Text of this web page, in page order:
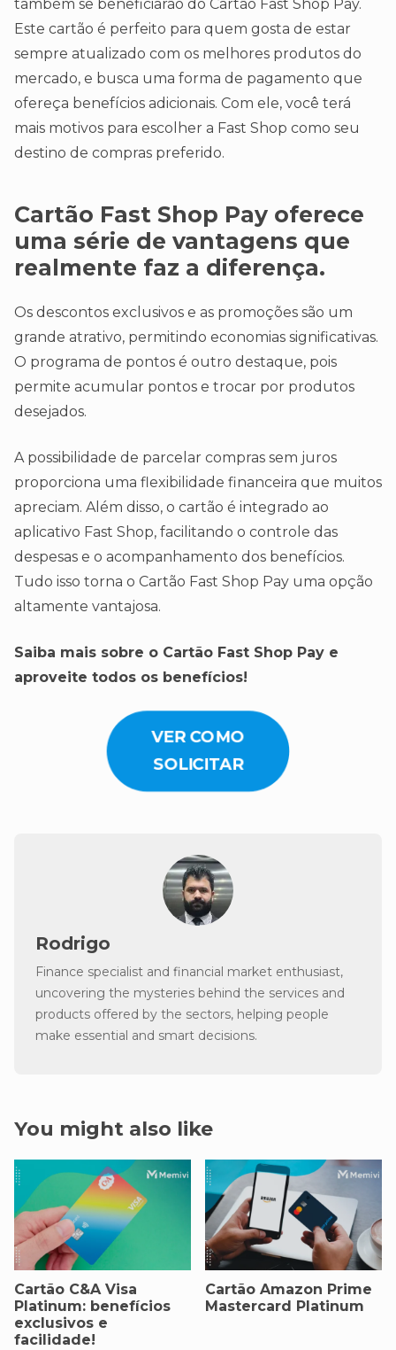
também se beneficiarão do Cartão Fast Shop Pay.
Este cartão é perfeito para quem gosta de estar
sempre atualizado com os melhores produtos do
mercado, e busca uma forma de pagamento que
ofereça benefícios adicionais. Com ele, você terá
mais motivos para escolher a Fast Shop como seu
destino de compras preferido.
Cartão Fast Shop Pay oferece
uma série de vantagens que
realmente faz a diferença.
Os descontos exclusivos e as promoções são um
grande atrativo, permitindo economias significativas.
O programa de pontos é outro destaque, pois
permite acumular pontos e trocar por produtos
desejados.
A possibilidade de parcelar compras sem juros
proporciona uma flexibilidade financeira que muitos
apreciam. Além disso, o cartão é integrado ao
aplicativo Fast Shop, facilitando o controle das
despesas e o acompanhamento dos benefícios.
Tudo isso torna o Cartão Fast Shop Pay uma opção
altamente vantajosa.
Saiba mais sobre o Cartão Fast Shop Pay e
aproveite todos os benefícios!
VER COMO
SOLICITAR
Rodrigo
Finance specialist and financial market enthusiast,
uncovering the mysteries behind the services and
products offered by the sectors, helping people
make essential and smart decisions.
You might also like
Cartão C&A Visa
Platinum: benefícios
exclusivos e
facilidade!
Cartão Amazon Prime
Mastercard Platinum